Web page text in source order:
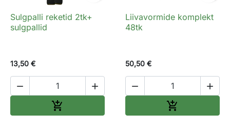
Sulgpalli reketid 2tk+
sulgpallid
13,50 €
 

Liivavormide komplekt
48tk
50,50 €
 
